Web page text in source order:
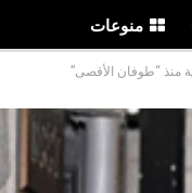
منوعات
منذ “طوفان الأقصى”